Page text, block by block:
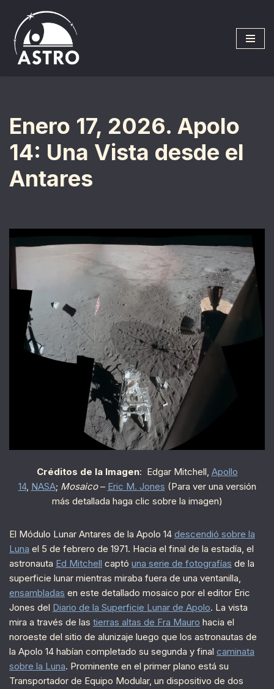
Saltar
al
contenido
Enero 17, 2026. Apolo
14: Una Vista desde el
Antares
Créditos de la Imagen: Edgar Mitchell, Apollo
14, NASA; Mosaico– Eric M. Jones (Para ver una versión
más detallada haga clic sobre la imagen)
El Módulo Lunar Antares de la Apolo 14 descendió sobre la
Luna el 5 de febrero de 1971. Hacia el final de la estadía, el
astronauta Ed Mitchell captó una serie de fotografías de la
superficie lunar mientras miraba fuera de una ventanilla,
ensambladas en este detallado mosaico por el editor Eric
Jones del Diario de la Superficie Lunar de Apolo. La vista
mira a través de las tierras altas de Fra Mauro hacia el
noroeste del sitio de alunizaje luego que los astronautas de
la Apolo 14 habían completado su segunda y final caminata
sobre la Luna. Prominente en el primer plano está su
Transportador de Equipo Modular, un dispositivo de dos